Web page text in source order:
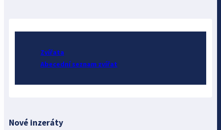
Zvířata
Abecední seznam zvířat
Nové inzeráty